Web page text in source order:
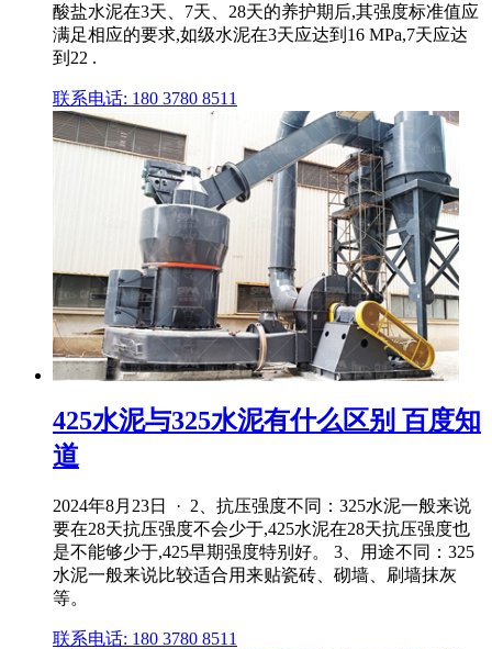
酸盐水泥在3天、7天、28天的养护期后,其强度标准值应
满足相应的要求,如级水泥在3天应达到16 MPa,7天应达
到22 .
联系电话: 180 3780 8511
425水泥与325水泥有什么区别 百度知
道
2024年8月23日 · 2、抗压强度不同：325水泥一般来说
要在28天抗压强度不会少于,425水泥在28天抗压强度也
是不能够少于,425早期强度特别好。 3、用途不同：325
水泥一般来说比较适合用来贴瓷砖、砌墙、刷墙抹灰
等。
联系电话: 180 3780 8511